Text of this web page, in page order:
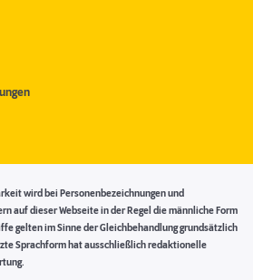
wird bei Personenbezeichnungen und
auf dieser Webseite in der Regel die männliche Form
gelten im Sinne der Gleichbehandlung grundsätzlich
Sprachform hat ausschließlich redaktionelle